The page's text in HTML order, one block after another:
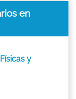
en
y